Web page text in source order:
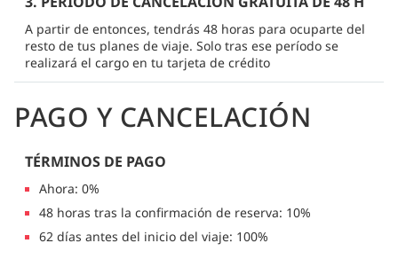
A partir de entonces, tendrás 48 horas para ocuparte del
resto de tus planes de viaje. Solo tras ese período se
realizará el cargo en tu tarjeta de crédito
PAGO Y CANCELACIÓN
TÉRMINOS DE PAGO
Ahora: 0%
48 horas tras la confirmación de reserva: 10%
62 días antes del inicio del viaje: 100%